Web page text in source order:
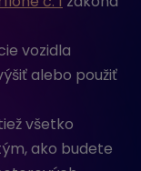
vozidla
alebo použiť
všetko
ako budete